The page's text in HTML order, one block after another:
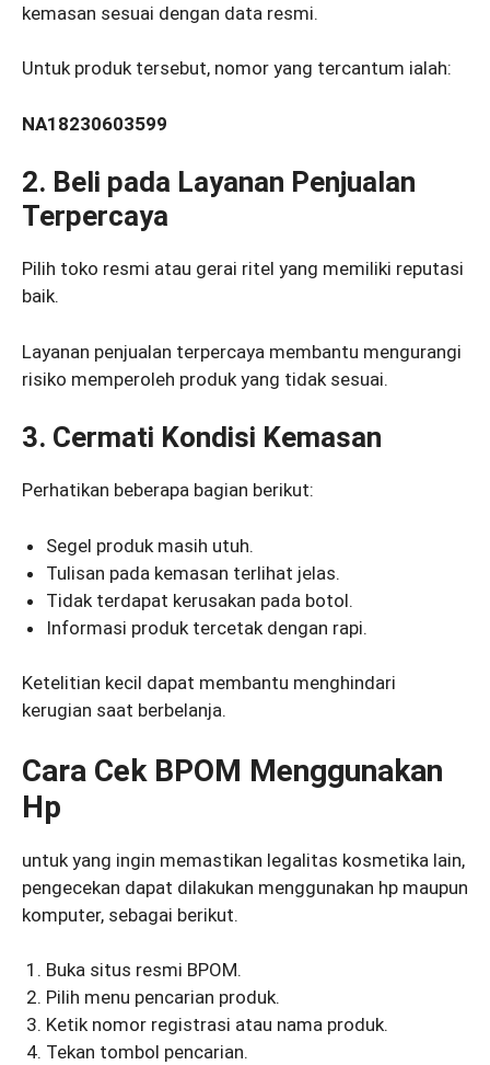
kemasan sesuai dengan data resmi.
Untuk produk tersebut, nomor yang tercantum ialah:
NA18230603599
2. Beli pada Layanan Penjualan
Terpercaya
Pilih toko resmi atau gerai ritel yang memiliki reputasi
baik.
Layanan penjualan terpercaya membantu mengurangi
risiko memperoleh produk yang tidak sesuai.
3. Cermati Kondisi Kemasan
Perhatikan beberapa bagian berikut:
Segel produk masih utuh.
Tulisan pada kemasan terlihat jelas.
Tidak terdapat kerusakan pada botol.
Informasi produk tercetak dengan rapi.
Ketelitian kecil dapat membantu menghindari
kerugian saat berbelanja.
Cara Cek BPOM Menggunakan
Hp
untuk yang ingin memastikan legalitas kosmetika lain,
pengecekan dapat dilakukan menggunakan hp maupun
komputer, sebagai berikut.
Buka situs resmi BPOM.
Pilih menu pencarian produk.
Ketik nomor registrasi atau nama produk.
Tekan tombol pencarian.